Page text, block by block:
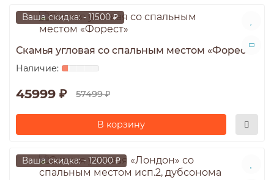
Ваша скидка: - 11500 ₽
Скамья угловая со спальным местом «Форест»
45999 ₽ 57499 ₽
В корзину
Ваша скидка: - 12000 ₽